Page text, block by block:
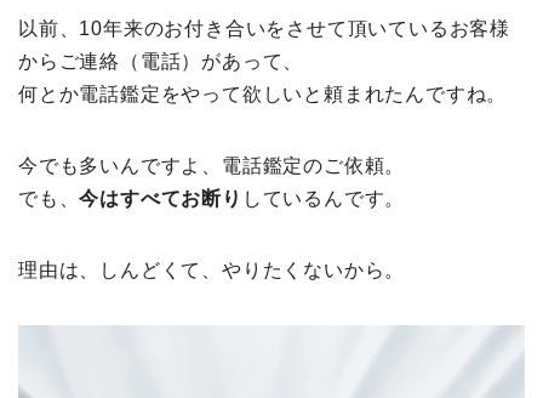
以前、10年来のお付き合いをさせて頂いているお客様
からご連絡（電話）があって、
何とか電話鑑定をやって欲しいと頼まれたんですね。
今でも多いんですよ、電話鑑定のご依頼。
でも、今はすべてお断り しているんです。
理由は、しんどくて、やりたくないから。